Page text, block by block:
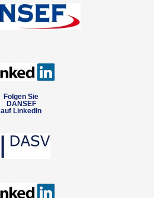
Folgen Sie
DANSEF
auf LinkedIn